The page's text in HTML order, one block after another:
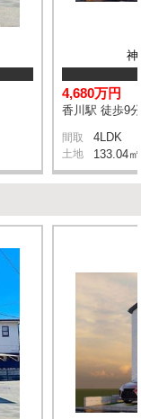
神
4,680万円
香川駅 徒歩9分
間取 4LDK
土地 133.04㎡